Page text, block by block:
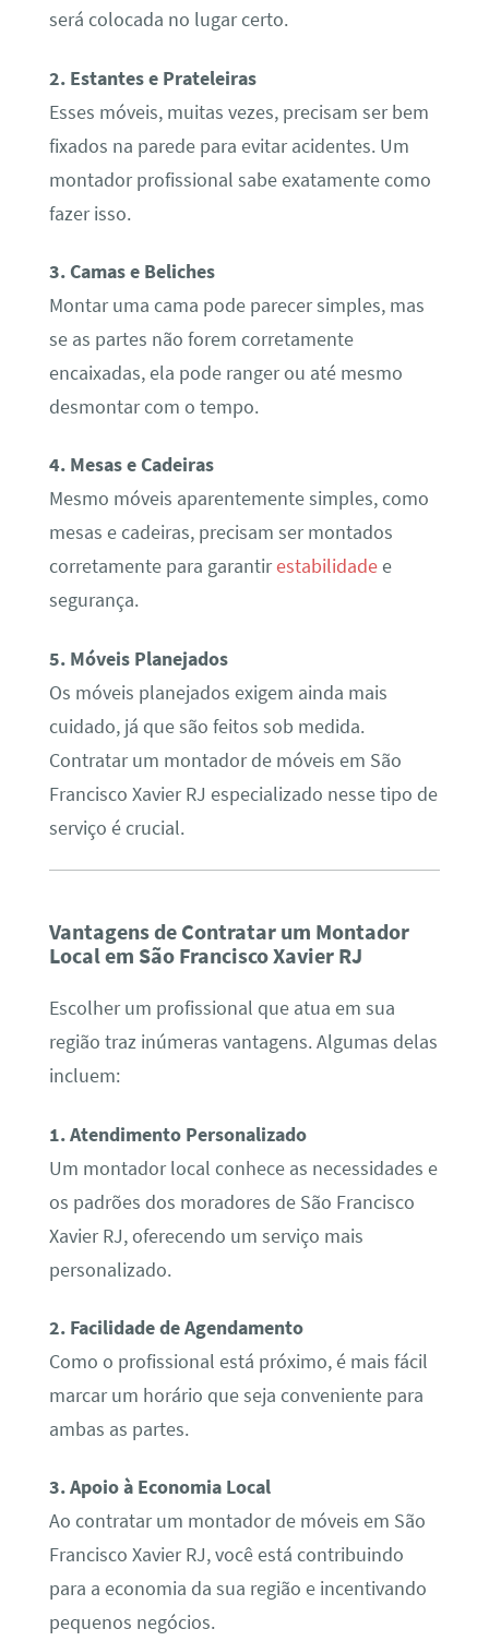
será colocada no lugar certo.
2. Estantes e Prateleiras
Esses móveis, muitas vezes, precisam ser bem
fixados na parede para evitar acidentes. Um
montador profissional sabe exatamente como
fazer isso.
3. Camas e Beliches
Montar uma cama pode parecer simples, mas
se as partes não forem corretamente
encaixadas, ela pode ranger ou até mesmo
desmontar com o tempo.
4. Mesas e Cadeiras
Mesmo móveis aparentemente simples, como
mesas e cadeiras, precisam ser montados
corretamente para garantirestabilidadee
segurança.
5. Móveis Planejados
Os móveis planejados exigem ainda mais
cuidado, já que são feitos sob medida.
Contratar um montador de móveis em São
Francisco Xavier RJ especializado nesse tipo de
serviço é crucial.
Vantagens de Contratar um Montador
Local em São Francisco Xavier RJ
Escolher um profissional que atua em sua
região traz inúmeras vantagens. Algumas delas
incluem:
1. Atendimento Personalizado
Um montador local conhece as necessidades e
os padrões dos moradores de São Francisco
Xavier RJ, oferecendo um serviço mais
personalizado.
2. Facilidade de Agendamento
Como o profissional está próximo, é mais fácil
marcar um horário que seja conveniente para
ambas as partes.
3. Apoio à Economia Local
Ao contratar um montador de móveis em São
Francisco Xavier RJ, você está contribuindo
para a economia da sua região e incentivando
pequenos negócios.